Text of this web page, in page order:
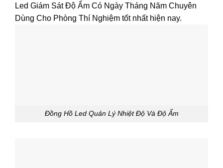
Led Giám Sát Độ Ẩm Có Ngày Tháng Năm Chuyên
Dùng Cho Phòng Thí Nghiệm tốt nhất hiện nay.
Đồng Hồ Led Quản Lý Nhiệt Độ Và Độ Ẩm